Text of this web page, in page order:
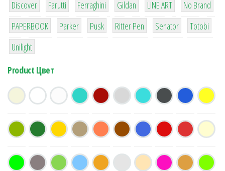
Discover Farutti Ferraghini Gildan LINE ART No Brand
8
PAPERBOOK
6
Parker
2
Pusk
22
Ritter Pen
15
Senator
43
Totobi
1
Unilight
Product Цвет